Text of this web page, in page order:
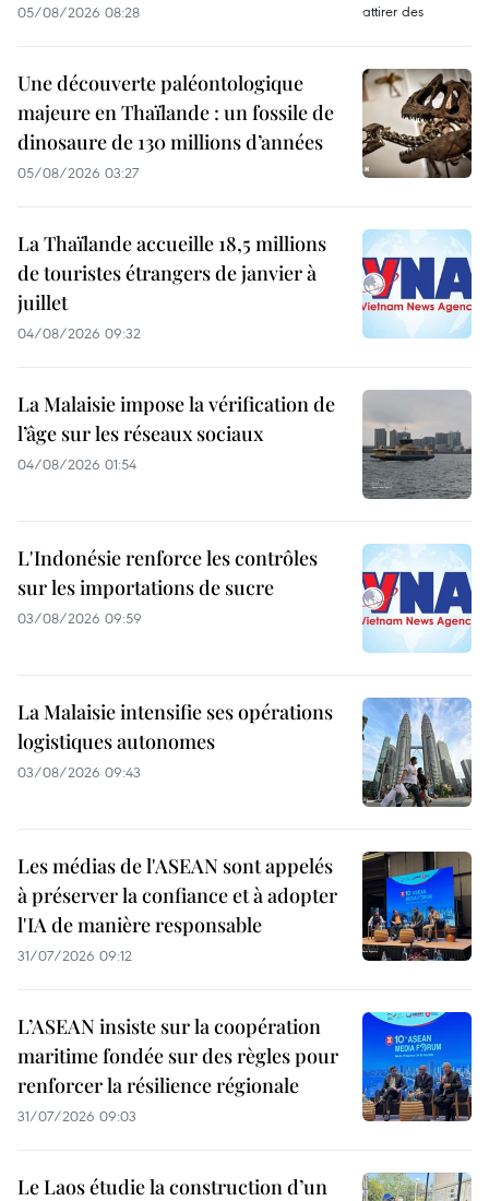
05/08/2026 08:28
Une découverte paléontologique
majeure en Thaïlande : un fossile de
dinosaure de 130 millions d’années
05/08/2026 03:27
La Thaïlande accueille 18,5 millions
de touristes étrangers de janvier à
juillet
04/08/2026 09:32
La Malaisie impose la vérification de
l’âge sur les réseaux sociaux
04/08/2026 01:54
L'Indonésie renforce les contrôles
sur les importations de sucre
03/08/2026 09:59
La Malaisie intensifie ses opérations
logistiques autonomes
03/08/2026 09:43
Les médias de l'ASEAN sont appelés
à préserver la confiance et à adopter
l'IA de manière responsable
31/07/2026 09:12
L’ASEAN insiste sur la coopération
maritime fondée sur des règles pour
renforcer la résilience régionale
31/07/2026 09:03
Le Laos étudie la construction d’un